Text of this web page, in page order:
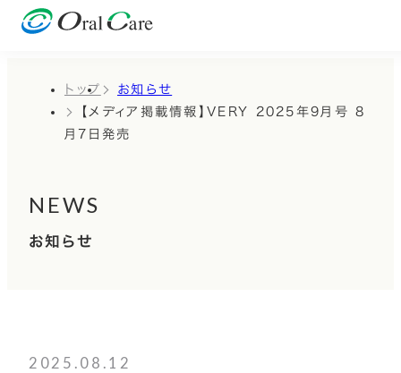
トップ
お知らせ
【メディア掲載情報】VERY 2025年9月号 8
月7日発売
NEWS
お知らせ
2025.08.12